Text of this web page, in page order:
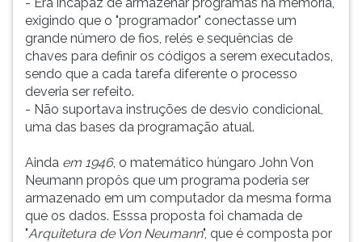
exigindo que o "programador" conectasse um
grande número de fios, relés e sequências de
chaves para definir os códigos a serem executados,
sendo que a cada tarefa diferente o processo
deveria ser refeito.
- Não suportava instruções de desvio condicional,
uma das bases da programação atual.
Ainda em 1946, o matemático húngaro John Von
Neumann propôs que um programa poderia ser
armazenado em um computador da mesma forma
que os dados. Esssa proposta foi chamada de
"Arquitetura de Von Neumann", que é composta por